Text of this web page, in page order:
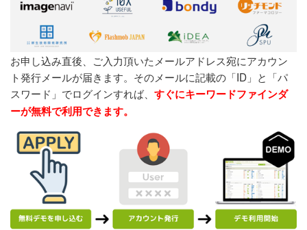
お申し込み直後、ご入力頂いたメールアドレス宛にアカウン
ト発行メールが届きます。そのメールに記載の「ID」と「パ
スワード」でログインすれば、 すぐにキーワードファインダ
ーが無料で利用できます。